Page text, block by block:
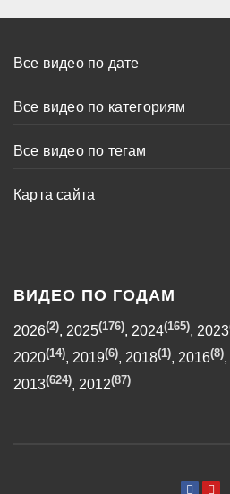
Все видео по дате
Все видео по категориям
Все видео по тегам
Карта сайта
ВИДЕО ПО ГОДАМ
2026(2), 2025(176), 2024(165), 2023
2020(14), 2019(6), 2018(1), 2016(8),
2013(624), 2012(87)